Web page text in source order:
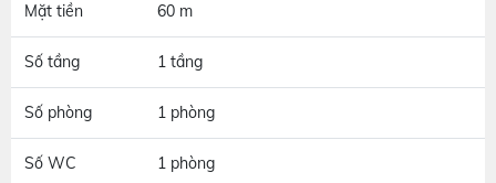
Mặt tiền 60 m
Số tầng 1 tầng
Số phòng 1 phòng
Số WC 1 phòng